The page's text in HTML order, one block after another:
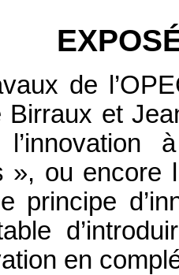
de
Birraux et
», ou encore
principe
en